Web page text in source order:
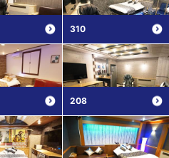
310
208